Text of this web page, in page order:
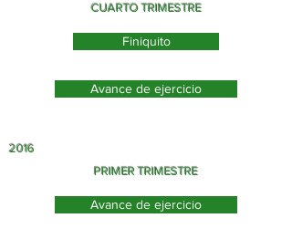
CUARTO TRIMESTRE
Finiquito
Avance de ejercicio
2016
PRIMER TRIMESTRE
Avance de ejercicio